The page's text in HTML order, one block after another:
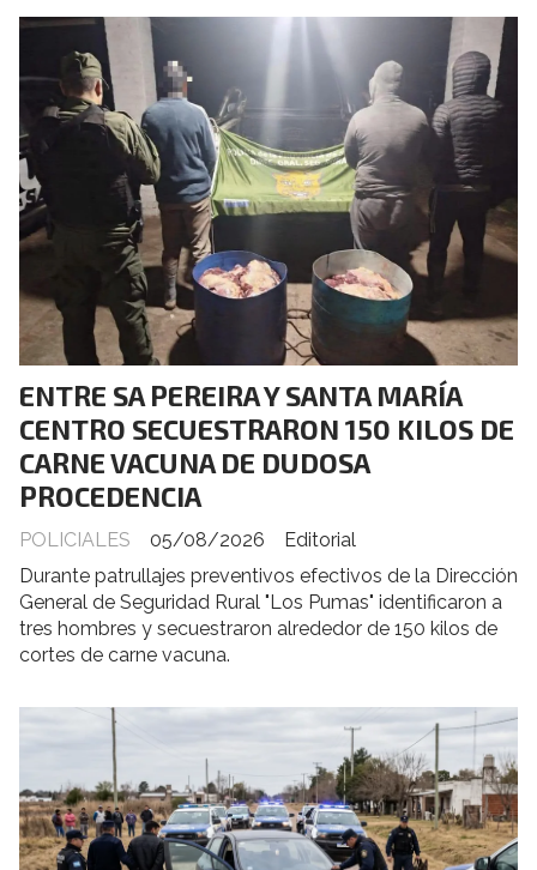
ENTRE SA PEREIRA Y SANTA MARÍA
CENTRO SECUESTRARON 150 KILOS DE
CARNE VACUNA DE DUDOSA
PROCEDENCIA
Editorial
POLICIALES
05/08/2026
Durante patrullajes preventivos efectivos de la Dirección
General de Seguridad Rural "Los Pumas" identificaron a
tres hombres y secuestraron alrededor de 150 kilos de
cortes de carne vacuna.